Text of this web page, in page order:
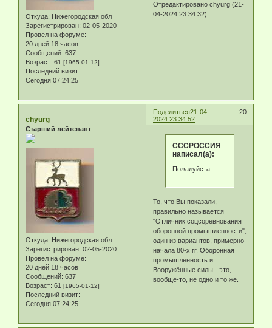
Откуда: Нижегородская обл
Зарегистрирован: 02-05-2020
Провел на форуме:
20 дней 18 часов
Сообщений: 637
Возраст: 61 [1965-01-12]
Последний визит:
Сегодня 07:24:25
Отредактировано chyurg (21-
04-2024 23:34:32)
Поделиться 20
21-04-
2024 23:34:52
chyurg
Старший лейтенант
Откуда: Нижегородская обл
Зарегистрирован: 02-05-2020
Провел на форуме:
20 дней 18 часов
Сообщений: 637
Возраст: 61 [1965-01-12]
Последний визит:
Сегодня 07:24:25
СССРОССИЯ
написал(а):
Пожалуйста.
То, что Вы показали,
правильно называется
"Отличник соцсоревнования
оборонной промышленности",
один из вариантов, примерно
начала 80-х гг. Оборонная
промышленность и
Вооружённые силы - это,
вообще-то, не одно и то же.